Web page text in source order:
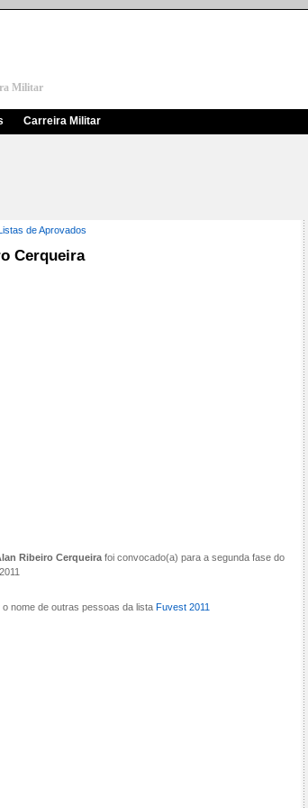
Militar
Carreira Militar
de Aprovados
Cerqueira
Ribeiro Cerqueira foi convocado(a) para a segunda fase do
nome de outras pessoas da lista Fuvest 2011